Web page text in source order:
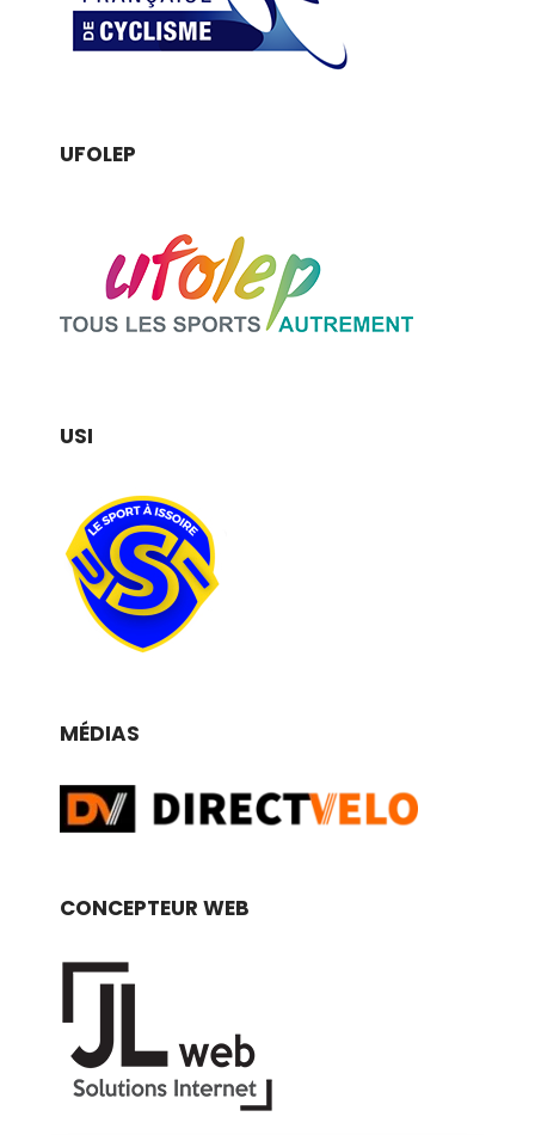
UFOLEP
USI
MÉDIAS
CONCEPTEUR WEB